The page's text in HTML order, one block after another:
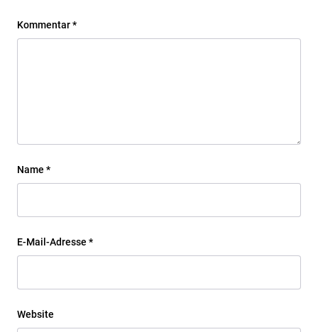
Kommentar*
Name *
E-Mail-Adresse *
Website